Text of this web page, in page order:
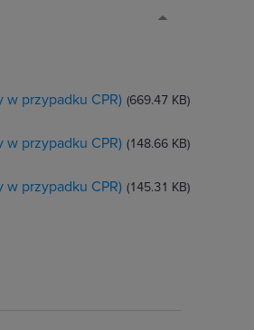
przypadku CPR) (669.47 KB)
przypadku CPR) (148.66 KB)
przypadku CPR) (145.31 KB)